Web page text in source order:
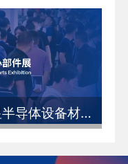
CSEAC卧虎藏龙——彰显半导体设备材料及核心部件的中国力量